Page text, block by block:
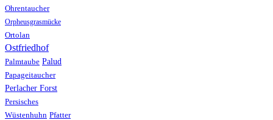
Ohrentaucher
Orpheusgrasmücke
Ortolan
Ostfriedhof
Palmtaube Palud
Papageitaucher
Perlacher Forst
Persisches
Wüstenhuhn Pfatter